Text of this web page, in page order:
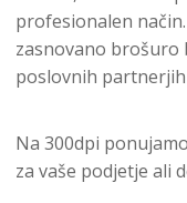
profesionalen
zasnovano brošuro
poslovnih
Na 300dpi
za vaše podjetje ali